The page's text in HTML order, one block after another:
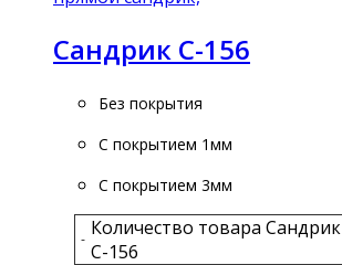
Сандрик С-156
Без покрытия
С покрытием 1мм
С покрытием 3мм
- Количество товара Сандрик
С-156